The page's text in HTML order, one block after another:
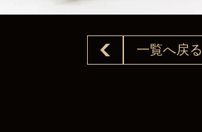
一覧へ戻る